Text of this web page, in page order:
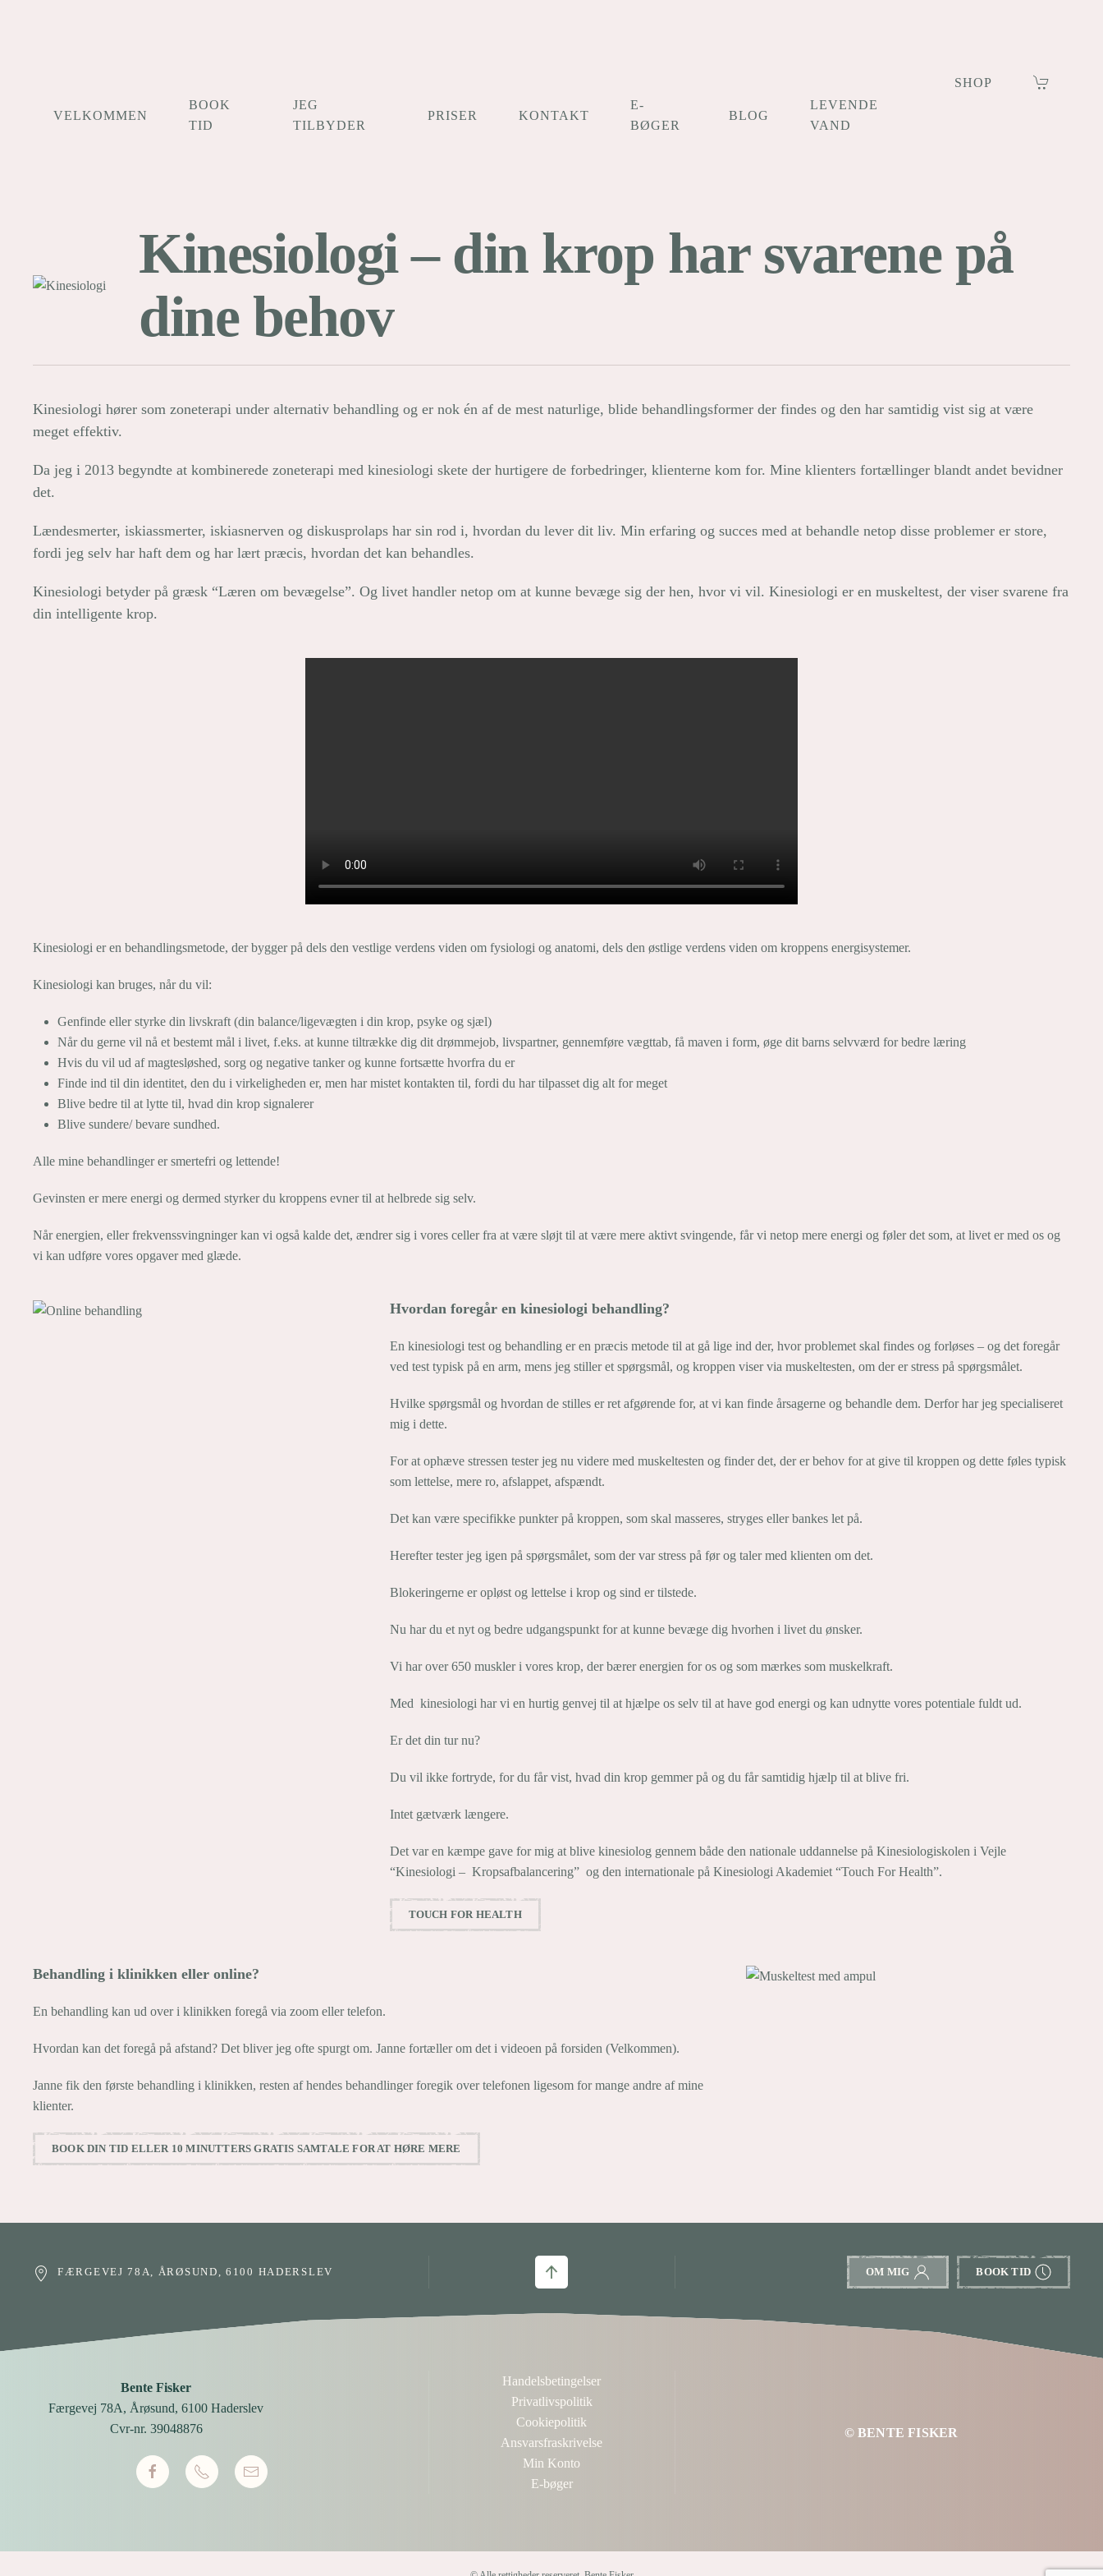
VELKOMMEN
BOOK
TID
JEG
TILBYDER
PRISER KONTAKT
E-
BØGER
BLOG
LEVENDE
VAND
SHOP
Kinesiologi – din krop har svarene på
dine behov
Kinesiologi hører som zoneterapi under alternativ behandling og er nok én af de mest naturlige, blide behandlingsformer der findes og den har samtidig vist sig at være
meget effektiv.
Da jeg i 2013 begyndte at kombinerede zoneterapi med kinesiologi skete der hurtigere de forbedringer, klienterne kom for. Mine klienters fortællinger blandt andet bevidner
det.
Lændesmerter, iskiassmerter, iskiasnerven og diskusprolaps har sin rod i, hvordan du lever dit liv. Min erfaring og succes med at behandle netop disse problemer er store,
fordi jeg selv har haft dem og har lært præcis, hvordan det kan behandles.
Kinesiologi betyder på græsk “Læren om bevægelse”. Og livet handler netop om at kunne bevæge sig der hen, hvor vi vil. Kinesiologi er en muskeltest, der viser svarene fra
din intelligente krop.
Kinesiologi er en behandlingsmetode, der bygger på dels den vestlige verdens viden om fysiologi og anatomi, dels den østlige verdens viden om kroppens energisystemer.
Kinesiologi kan bruges, når du vil:
Genfinde eller styrke din livskraft (din balance/ligevægten i din krop, psyke og sjæl)
Når du gerne vil nå et bestemt mål i livet, f.eks. at kunne tiltrække dig dit drømmejob, livspartner, gennemføre vægttab, få maven i form, øge dit barns selvværd for bedre læring
Hvis du vil ud af magtesløshed, sorg og negative tanker og kunne fortsætte hvorfra du er
Finde ind til din identitet, den du i virkeligheden er, men har mistet kontakten til, fordi du har tilpasset dig alt for meget
Blive bedre til at lytte til, hvad din krop signalerer
Blive sundere/ bevare sundhed.
Alle mine behandlinger er smertefri og lettende!
Gevinsten er mere energi og dermed styrker du kroppens evner til at helbrede sig selv.
Når energien, eller frekvenssvingninger kan vi også kalde det, ændrer sig i vores celler fra at være sløjt til at være mere aktivt svingende, får vi netop mere energi og føler det som, at livet er med os og
vi kan udføre vores opgaver med glæde.
Hvordan foregår en kinesiologi behandling?
En kinesiologi test og behandling er en præcis metode til at gå lige ind der, hvor problemet skal findes og forløses – og det foregår
ved test typisk på en arm, mens jeg stiller et spørgsmål, og kroppen viser via muskeltesten, om der er stress på spørgsmålet.
Hvilke spørgsmål og hvordan de stilles er ret afgørende for, at vi kan finde årsagerne og behandle dem. Derfor har jeg specialiseret
mig i dette.
For at ophæve stressen tester jeg nu videre med muskeltesten og finder det, der er behov for at give til kroppen og dette føles typisk
som lettelse, mere ro, afslappet, afspændt.
Det kan være specifikke punkter på kroppen, som skal masseres, stryges eller bankes let på.
Herefter tester jeg igen på spørgsmålet, som der var stress på før og taler med klienten om det.
Blokeringerne er opløst og lettelse i krop og sind er tilstede.
Nu har du et nyt og bedre udgangspunkt for at kunne bevæge dig hvorhen i livet du ønsker.
Vi har over 650 muskler i vores krop, der bærer energien for os og som mærkes som muskelkraft.
Med kinesiologi har vi en hurtig genvej til at hjælpe os selv til at have god energi og kan udnytte vores potentiale fuldt ud.
Er det din tur nu?
Du vil ikke fortryde, for du får vist, hvad din krop gemmer på og du får samtidig hjælp til at blive fri.
Intet gætværk længere.
Det var en kæmpe gave for mig at blive kinesiolog gennem både den nationale uddannelse på Kinesiologiskolen i Vejle
“Kinesiologi – Kropsafbalancering” og den internationale på Kinesiologi Akademiet “Touch For Health”.
TOUCH FOR HEALTH
Behandling i klinikken eller online?
En behandling kan ud over i klinikken foregå via zoom eller telefon.
Hvordan kan det foregå på afstand? Det bliver jeg ofte spurgt om. Janne fortæller om det i videoen på forsiden (Velkommen).
Janne fik den første behandling i klinikken, resten af hendes behandlinger foregik over telefonen ligesom for mange andre af mine
klienter.
BOOK DIN TID ELLER 10 MINUTTERS GRATIS SAMTALE FOR AT HØRE MERE
FÆRGEVEJ 78A, ÅRØSUND, 6100 HADERSLEV OM MIG BOOK TID
Bente Fisker
Færgevej 78A, Årøsund, 6100 Haderslev
Cvr-nr. 39048876
Handelsbetingelser
Privatlivspolitik
Cookiepolitik
Ansvarsfraskrivelse
Min Konto
E-bøger
© BENTE FISKER